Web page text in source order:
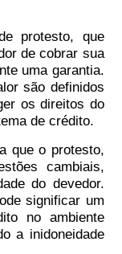
protesto, que
de cobrar sua
uma garantia.
são definidos
os direitos do
de crédito.
que o protesto,
cambiais,
do devedor.
significar um
no ambiente
a inidoneidade